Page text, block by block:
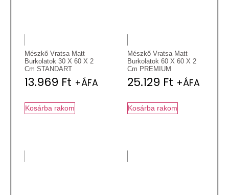
Mészkő Vratsa Matt
Burkolatok 30 X 60 X 2
Cm STANDART
13.969 Ft +ÁFA
Kosárba rakom
Mészkő Vratsa Matt
Burkolatok 60 X 60 X 2
Cm PREMIUM
25.129 Ft +ÁFA
Kosárba rakom